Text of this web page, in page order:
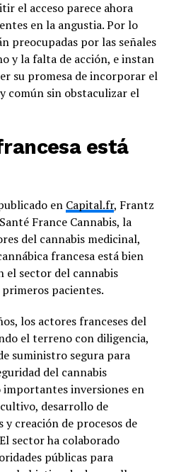
el acceso parece ahora
en la angustia. Por lo
preocupadas por las señales
y la falta de acción, e instan
su promesa de incorporar el
común sin obstaculizar el
está
en Capital.fr, Frantz
France Cannabis, la
del cannabis medicinal,
francesa está bien
el sector del cannabis
pacientes.
los actores franceses del
el terreno con diligencia,
suministro segura para
del cannabis
importantes inversiones en
desarrollo de
creación de procesos de
sector ha colaborado
públicas para